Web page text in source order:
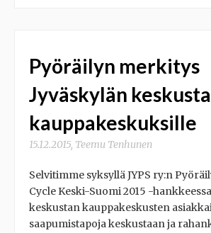
Pyöräilyn merkitys
Jyväskylän
kauppakeskuksille
15.12.2015, Teemu Tenhunen
Selvitimme syksyllä JYPS ry:n
Cycle Keski-Suomi 2015 -
keskustan kauppakeskusten
saapumistapoja keskustaan ja